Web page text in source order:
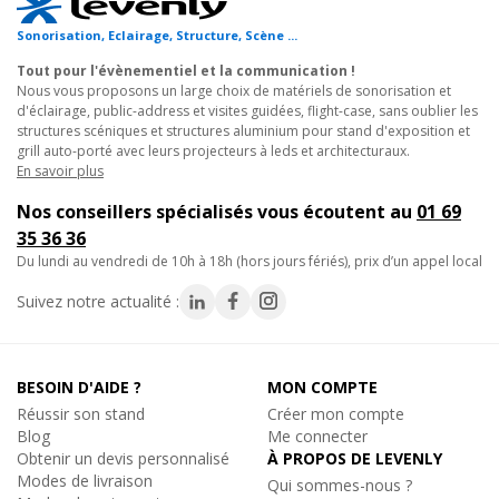
Accès sécurisé à toutes vos scènes, extérieures ou
intérieures
Ce type d'accessoire pour praticables estfacile à monter.
Sans exigence technique particulière, il est apprécié par tous les
partenaires, notamment par les collectivités locales (mairies,
métropoles), établissements d'enseignement, associations et
régies d'évènements avec public.
L'escalier scénique peut équiper uneestrade pour prise de
représentation en maison des jeunes, un spectacle vivant ou de
séminaires, etc. Pour tous ces usages, il est indispensable
d'installer unescalier d'accès sécurisépour un évènement
aux normes : l'escalier avec garde-corps est obligatoire à partir
d'une scène de 50cm de hauteur.
Sonorisation, Eclairage, Structure, Scène ...
Tout pour l'évènementiel et la communication !
Nous vous proposons un large choix de matériels de sonorisation et
d'éclairage, public-address et visites guidées, flight-case, sans oublier les
structures scéniques et structures aluminium pour stand d'exposition et
grill auto-porté avec leurs projecteurs à leds et architecturaux.
En savoir plus
Nos conseillers spécialisés vous écoutent au 01 69
35 36 36
du lundi au vendredi de 10h à 18h (hors jours fériés), prix d’un appel local
Suivez notre actualité :
BESOIN D'AIDE ?
Réussir son stand
Blog
Obtenir un devis personnalisé
Modes de livraison
MON COMPTE
Créer mon compte
Me connecter
À PROPOS DE LEVENLY
Qui sommes-nous ?